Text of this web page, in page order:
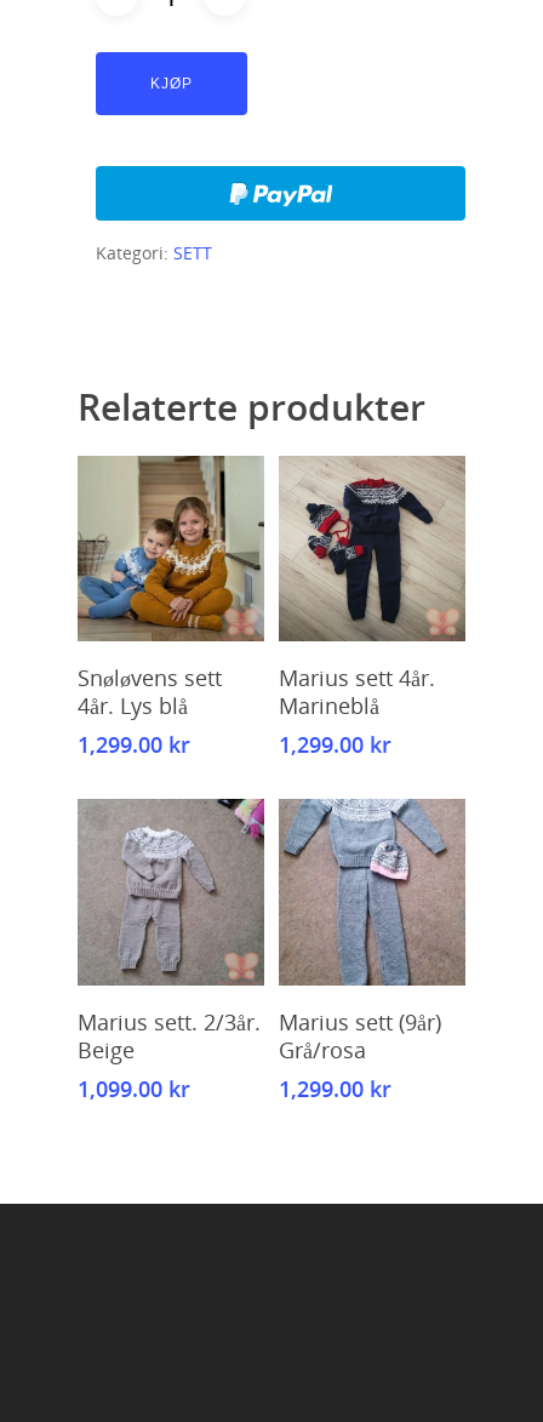
KJØP
Kategori: SETT
Relaterte produkter
Snøløvens sett
4år. Lys blå
1,299.00 kr
Marius sett 4år.
Marineblå
1,299.00 kr
Marius sett. 2/3år.
Beige
1,099.00 kr
Marius sett (9år)
Grå/rosa
1,299.00 kr